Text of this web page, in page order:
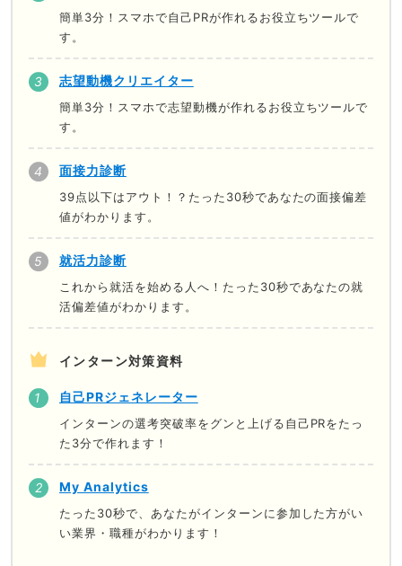
簡単3分！スマホで自己PRが作れるお役立ちツールで
す。
志望動機クリエイター
簡単3分！スマホで志望動機が作れるお役立ちツールで
す。
面接力診断
39点以下はアウト！？たった30秒であなたの面接偏差
値がわかります。
就活力診断
これから就活を始める人へ！たった30秒であなたの就
活偏差値がわかります。
インターン対策資料
自己PRジェネレーター
インターンの選考突破率をグンと上げる自己PRをたっ
た3分で作れます！
My Analytics
たった30秒で、あなたがインターンに参加した方がい
い業界・職種がわかります！